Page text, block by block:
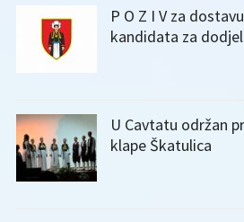
P O Z I V za
kandidata za
U Cavtatu održan
klape Škatulica